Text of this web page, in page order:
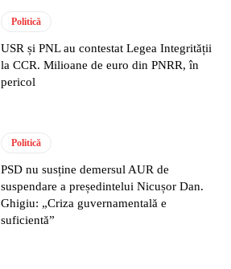
Politică
USR și PNL au contestat Legea Integrității
la CCR. Milioane de euro din PNRR, în
pericol
Politică
PSD nu susține demersul AUR de
suspendare a președintelui Nicușor Dan.
Ghigiu: „Criza guvernamentală e
suficientă”